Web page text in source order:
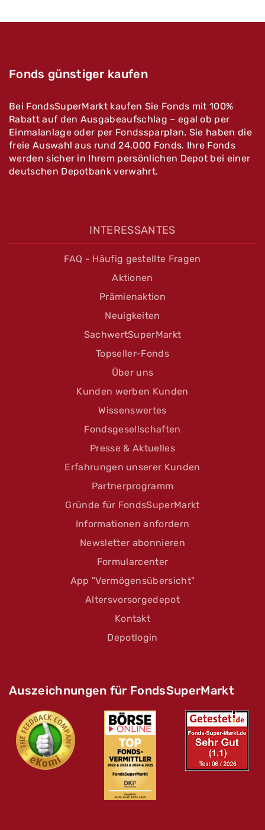
Fonds günstiger kaufen
Bei FondsSuperMarkt kaufen Sie Fonds mit 100%
Rabatt auf den Ausgabeaufschlag – egal ob per
Einmalanlage oder per Fondssparplan. Sie haben die
freie Auswahl aus rund 24.000 Fonds. Ihre Fonds
werden sicher in Ihrem persönlichen Depot bei einer
deutschen Depotbank verwahrt.
INTERESSANTES
FAQ - Häufig gestellte Fragen
Aktionen
Prämienaktion
Neuigkeiten
SachwertSuperMarkt
Topseller-Fonds
Über uns
Kunden werben Kunden
Wissenswertes
Fondsgesellschaften
Presse & Aktuelles
Erfahrungen unserer Kunden
Partnerprogramm
Gründe für FondsSuperMarkt
Informationen anfordern
Newsletter abonnieren
Formularcenter
App "Vermögensübersicht"
Altersvorsorgedepot
Kontakt
Depotlogin
Auszeichnungen für FondsSuperMarkt